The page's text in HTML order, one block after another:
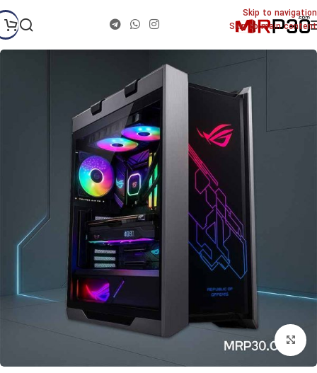
Skip to navigation
Skip to main content
برای بزرگنمایی کلیک کنید